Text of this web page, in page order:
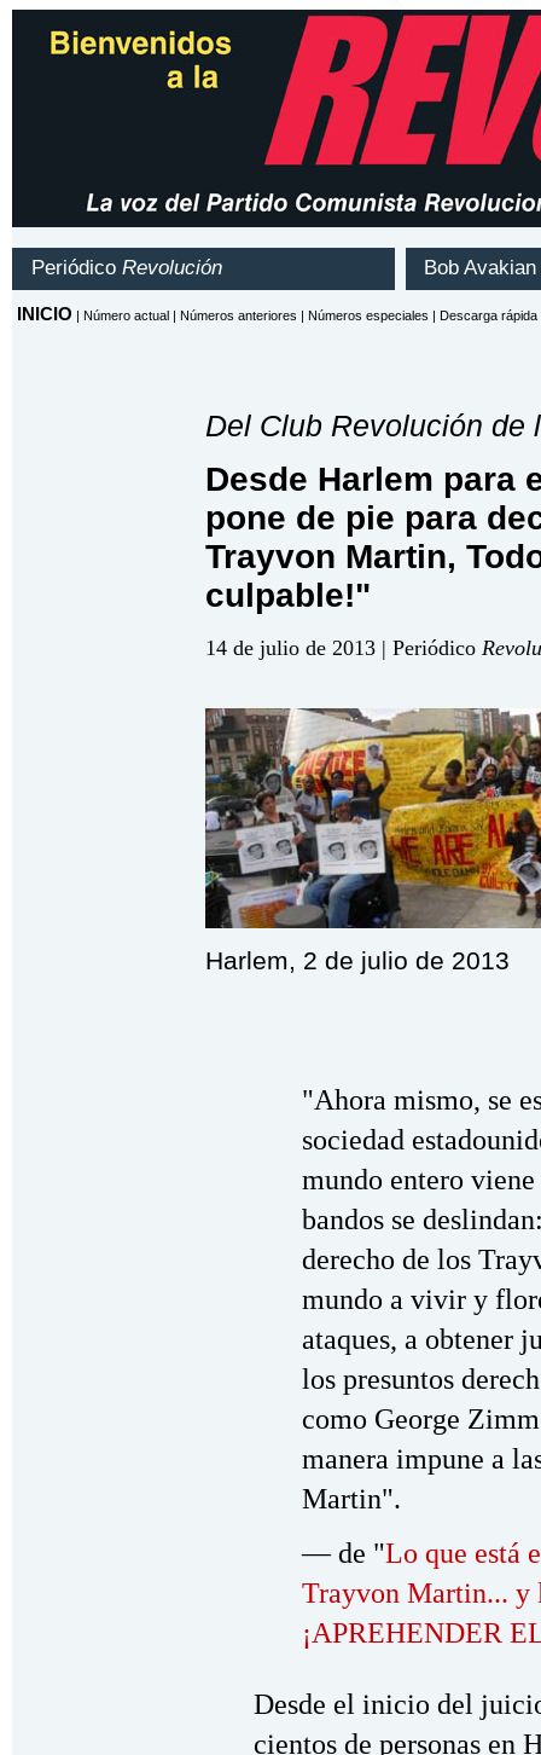
Del Club Revolución de
Desde Harlem para
pone de pie para
Trayvon Martin,
culpable!"
14 de julio de 2013 | Periódico
Harlem, 2 de julio de 2013
"Ahora mismo, se
sociedad
mundo entero
bandos se
derecho de los
mundo a vivir y
ataques, a obtener
los presuntos
como George
manera impune a
Martin".
— de "Lo que está
Trayvon Martin... y
¡APREHENDER
Desde el inicio del
cientos de personas en